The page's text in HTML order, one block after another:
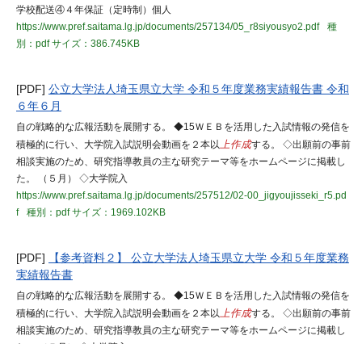
学校配送④４年保証（定時制）個人
https://www.pref.saitama.lg.jp/documents/257134/05_r8siyousyo2.pdf
種
別：pdfサイズ：386.745KB
[PDF] 公立大学法人埼玉県立大学 令和５年度業務実績報告書 令和
６年６月
自の戦略的な広報活動を展開する。 ◆15ＷＥＢを活用した入試情報の発信を
積極的に行い、大学院入試説明会動画を２本以上作成する。 ◇出願前の事前
相談実施のため、研究指導教員の主な研究テーマ等をホームページに掲載し
た。 （５月） ◇大学院入
https://www.pref.saitama.lg.jp/documents/257512/02-00_jigyoujisseki_r5.pd
f
種別：pdfサイズ：1969.102KB
[PDF]
【参考資料２】 公立大学法人埼玉県立大学 令和５年度業務
実績報告書
自の戦略的な広報活動を展開する。 ◆15ＷＥＢを活用した入試情報の発信を
積極的に行い、大学院入試説明会動画を２本以上作成する。 ◇出願前の事前
相談実施のため、研究指導教員の主な研究テーマ等をホームページに掲載し